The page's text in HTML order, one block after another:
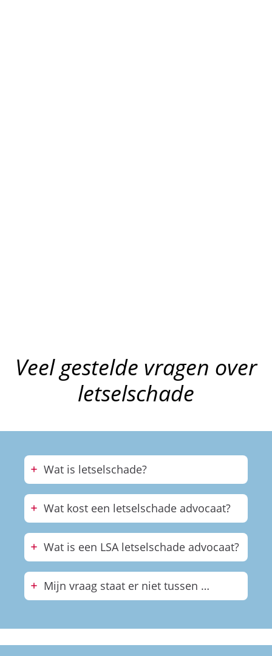
Veel gestelde vragen over
letselschade
Wat is letselschade?
Wat kost een letselschade advocaat?
Wat is een LSA letselschade advocaat?
Mijn vraag staat er niet tussen …